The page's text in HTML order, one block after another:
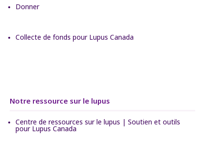
Donner
Collecte de fonds pour Lupus Canada
Notre ressource sur le lupus
Centre de ressources sur le lupus | Soutien et outils
pour Lupus Canada